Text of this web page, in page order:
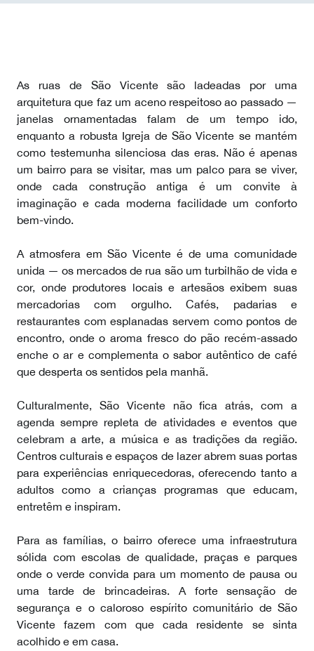
As ruas de São Vicente são ladeadas por uma
arquitetura que faz um aceno respeitoso ao passado —
janelas ornamentadas falam de um tempo ido,
enquanto a robusta Igreja de São Vicente se mantém
como testemunha silenciosa das eras. Não é apenas
um bairro para se visitar, mas um palco para se viver,
onde cada construção antiga é um convite à
imaginação e cada moderna facilidade um conforto
bem-vindo.
A atmosfera em São Vicente é de uma comunidade
unida — os mercados de rua são um turbilhão de vida e
cor, onde produtores locais e artesãos exibem suas
mercadorias com orgulho. Cafés, padarias e
restaurantes com esplanadas servem como pontos de
encontro, onde o aroma fresco do pão recém-assado
enche o ar e complementa o sabor autêntico de café
que desperta os sentidos pela manhã.
Culturalmente, São Vicente não fica atrás, com a
agenda sempre repleta de atividades e eventos que
celebram a arte, a música e as tradições da região.
Centros culturais e espaços de lazer abrem suas portas
para experiências enriquecedoras, oferecendo tanto a
adultos como a crianças programas que educam,
entretêm e inspiram.
Para as famílias, o bairro oferece uma infraestrutura
sólida com escolas de qualidade, praças e parques
onde o verde convida para um momento de pausa ou
uma tarde de brincadeiras. A forte sensação de
segurança e o caloroso espírito comunitário de São
Vicente fazem com que cada residente se sinta
acolhido e em casa.